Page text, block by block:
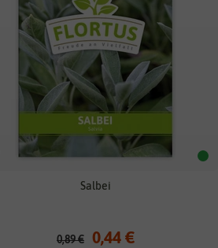
Salbei
0,89 € 0,44 €